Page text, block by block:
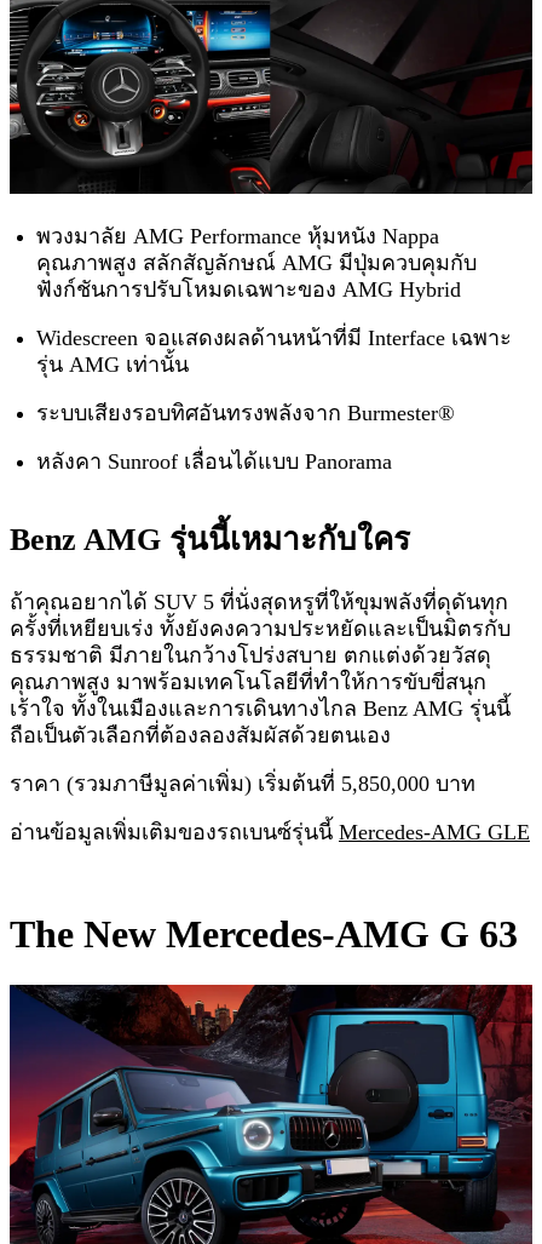
พวงมาลัย AMG Performance หุ้มหนัง Nappa
คุณภาพสูง สลักสัญลักษณ์ AMG มีปุ่มควบคุมกับ
ฟังก์ชันการปรับโหมดเฉพาะของ AMG Hybrid
Widescreen จอแสดงผลด้านหน้าที่มี Interface เฉพาะ
รุ่น AMG เท่านั้น
ระบบเสียงรอบทิศอันทรงพลังจาก Burmester®
หลังคา Sunroof เลื่อนได้แบบ Panorama
Benz AMG รุ่นนี้เหมาะกับใคร
ถ้าคุณอยากได้ SUV 5 ที่นั่งสุดหรูที่ให้ขุมพลังที่ดุดันทุก
ครั้งที่เหยียบเร่ง ทั้งยังคงความประหยัดและเป็นมิตรกับ
ธรรมชาติ มีภายในกว้างโปร่งสบาย ตกแต่งด้วยวัสดุ
คุณภาพสูง มาพร้อมเทคโนโลยีที่ทำให้การขับขี่สนุก
เร้าใจ ทั้งในเมืองและการเดินทางไกล Benz AMG รุ่นนี้
ถือเป็นตัวเลือกที่ต้องลองสัมผัสด้วยตนเอง
ราคา (รวมภาษีมูลค่าเพิ่ม) เริ่มต้นที่ 5,850,000 บาท
อ่านข้อมูลเพิ่มเติมของรถเบนซ์รุ่นนี้ Mercedes-AMG GLE
The New Mercedes-AMG G 63